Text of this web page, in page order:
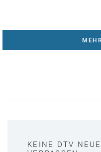
KEINE DTV